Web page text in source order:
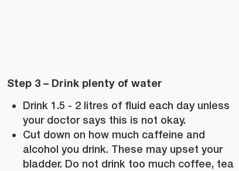
Step 3 – Drink plenty of water
Drink 1.5 - 2 litres of fluid each day unless
your doctor says this is not okay.
Cut down on how much caffeine and
alcohol you drink. These may upset your
bladder. Do not drink too much coffee, tea